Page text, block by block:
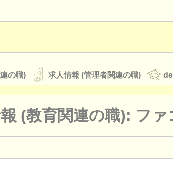
の職) 求人情報 (管理者関連の職)
(教育関連の職): ファ